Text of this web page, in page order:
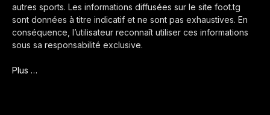
autres sports. Les informations diffusées sur le site foot.tg
sont données à titre indicatif et ne sont pas exhaustives. En
conséquence, l’utilisateur reconnaît utiliser ces informations
sous sa responsabilité exclusive.
Plus …